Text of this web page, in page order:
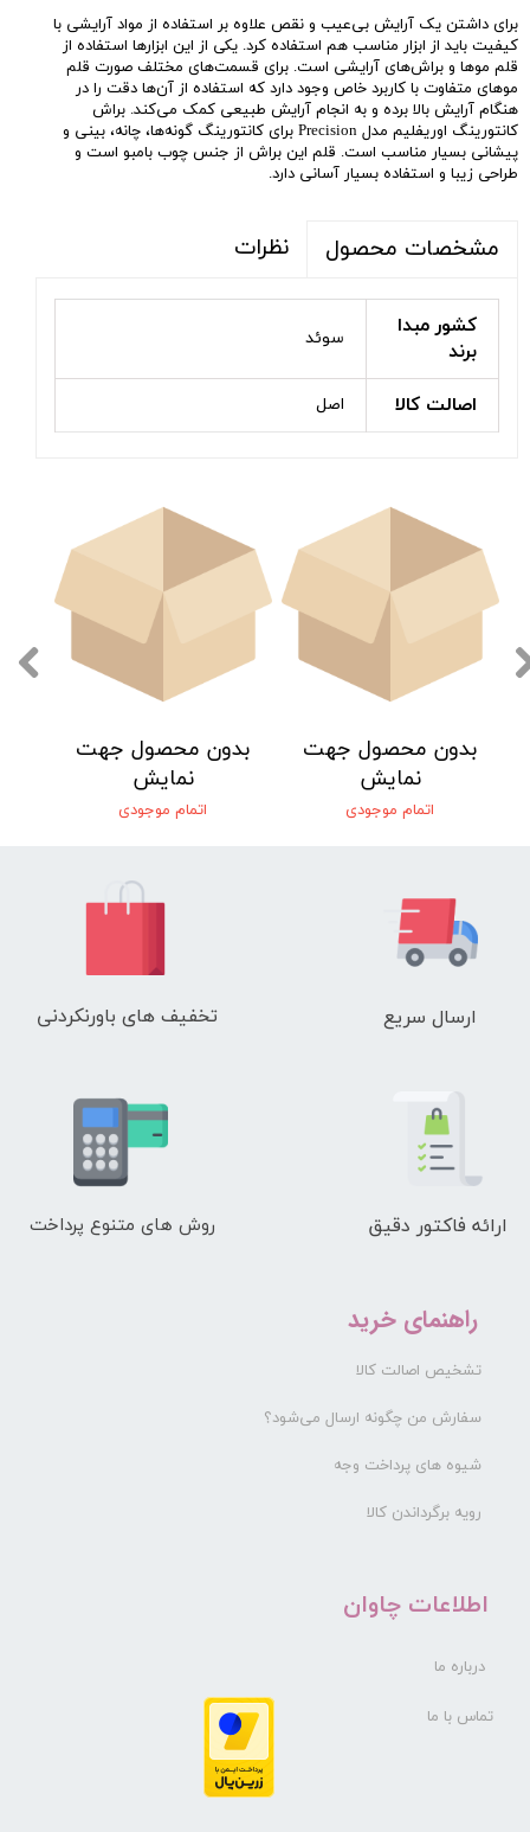
برای داشتن یک آرایش بی‌عیب و نقص علاوه بر استفاده از مواد آرایشی با
کیفیت باید از ابزار مناسب هم استفاده کرد. یکی از این ابزارها استفاده از
قلم موها و براش‌های آرایشی است. برای قسمت‌های مختلف صورت قلم‌
موهای متفاوت با کاربرد خاص وجود دارد که استفاده از آن‌ها دقت را در
هنگام آرایش بالا برده و به انجام آرایش طبیعی کمک می‌کند. براش
کانتورینگ اوریفلیم مدل Precision برای کانتورینگ گونه‌ها، چانه، بینی و
پیشانی بسیار مناسب است. قلم این براش از جنس چوب بامبو است و
طراحی زیبا و استفاده بسیار آسانی دارد.
مشخصات محصول نظرات
کشور مبدا
برند
سوئد
اصالت کالا اصل
بدون محصول جهت
نمایش
اتمام موجودی
بدون محصول جهت
نمایش
اتمام موجودی
ارسال سریع تخفیف های باورنکردنی
ارائه فاکتور دقیق روش های متنوع پرداخت
راهنمای خرید
تشخیص اصالت کالا
سفارش من چگونه ارسال می‌شود؟
شیوه های پرداخت وجه
رویه برگرداندن کالا
​اطلاعات چاوان
درباره ما
تماس با ما